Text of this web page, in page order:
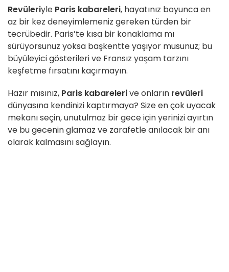
Revüleriyle Paris kabareleri, hayatınız boyunca en
az bir kez deneyimlemeniz gereken türden bir
tecrübedir. Paris’te kısa bir konaklama mı
sürüyorsunuz yoksa başkentte yaşıyor musunuz; bu
büyüleyici gösterileri ve Fransız yaşam tarzını
keşfetme fırsatını kaçırmayın.
Hazır mısınız, Paris kabarelerive onların revüleri
dünyasına kendinizi kaptırmaya? Size en çok uyacak
mekanı seçin, unutulmaz bir gece için yerinizi ayırtın
ve bu gecenin glamaz ve zarafetle anılacak bir anı
olarak kalmasını sağlayın.